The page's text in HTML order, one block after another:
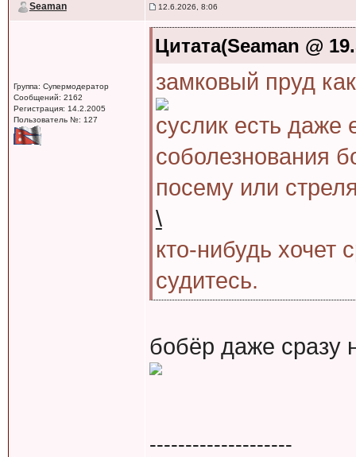
Seaman 12.6.2026, 8:06
Группа: Супермодератор
Сообщений: 2162
Регистрация: 14.2.2005
Пользователь №: 127
Цитата(Seaman @
замковый пруд
суслик есть даже
соболезнования
посему или
\
кто-нибудь хочет
судитесь.
бобёр даже сразу
--------------------